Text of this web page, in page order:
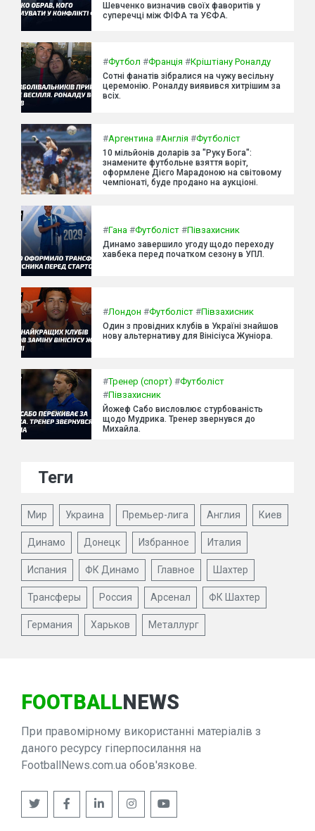
Шевченко визначив своїх фаворитів у
суперечці між ФІФА та УЄФА.
#Футбол #Франція #Кріштіану Роналду
Сотні фанатів зібралися на чужу весільну
церемонію. Роналду виявився хитрішим за
всіх.
#Аргентина #Англія #Футболіст
10 мільйонів доларів за "Руку Бога":
знамените футбольне взяття воріт,
оформлене Дієго Марадоною на світовому
чемпіонаті, буде продано на аукціоні.
#Гана #Футболіст #Півзахисник
Динамо завершило угоду щодо переходу
хавбека перед початком сезону в УПЛ.
#Лондон #Футболіст #Півзахисник
Один з провідних клубів в Україні знайшов
нову альтернативу для Вінісіуса Жуніора.
#Тренер (спорт) #Футболіст
#Півзахисник
Йожеф Сабо висловлює стурбованість
щодо Мудрика. Тренер звернувся до
Михайла.
Теги
Мир Украина Премьер-лига Англия Киев
Динамо Донецк Избранное Италия
Испания ФК Динамо Главное Шахтер
Трансферы Россия Арсенал ФК Шахтер
Германия Харьков Металлург
FOOTBALLNEWS
При правомірному використанні матеріалів з
даного ресурсу гіперпосилання на
FootballNews.com.ua обов'язкове.